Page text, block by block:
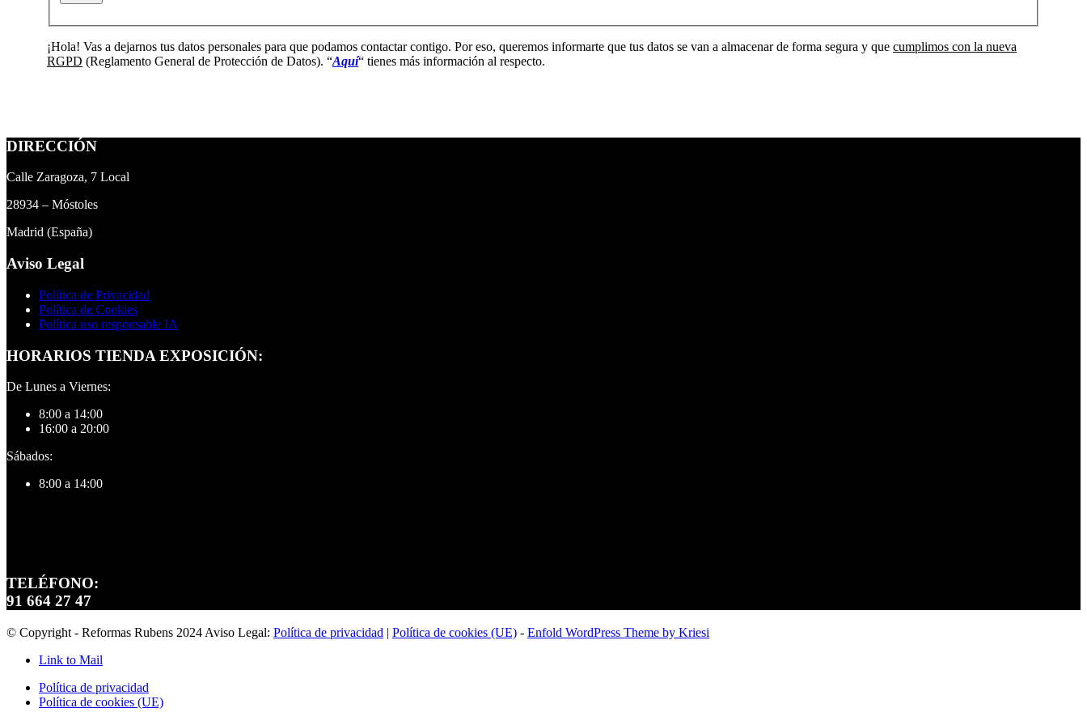
¡Hola! Vas a dejarnos tus datos personales para que podamos contactar contigo. Por eso, queremos informarte que tus datos se van a almacenar de forma segura y que cumplimos con la nueva
RGPD (Reglamento General de Protección de Datos). “Aquí“ tienes más información al respecto.
DIRECCIÓN
Calle Zaragoza, 7 Local
28934 – Móstoles
Madrid (España)
Aviso Legal
Política de Privacidad
Política de Cookies
Política uso responsable IA
HORARIOS TIENDA EXPOSICIÓN:
De Lunes a Viernes:
8:00 a 14:00
16:00 a 20:00
Sábados:
8:00 a 14:00
TELÉFONO:
91 664 27 47
© Copyright - Reformas Rubens 2024 Aviso Legal: Política de privacidad | Política de cookies (UE) - Enfold WordPress Theme by Kriesi
Link to Mail
Política de privacidad
Política de cookies (UE)